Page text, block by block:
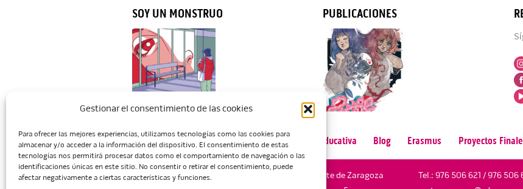
Gestionar el consentimiento de las cookies
Para ofrecer las mejores experiencias, utilizamos tecnologías como las cookies para
almacenar y/o acceder a la información del dispositivo. El consentimiento de estas
tecnologías nos permitirá procesar datos como el comportamiento de navegación o las
identificaciones únicas en este sitio. No consentir o retirar el consentimiento, puede
afectar negativamente a ciertas características y funciones.
SOY UN MONSTRUO PUBLICACIONES
Inicio Escuela Administración Oferta Educativa Blog Erasmus Proyectos
Escuela de Arte de Zaragoza
Tel.: 976 506 621 /976 506